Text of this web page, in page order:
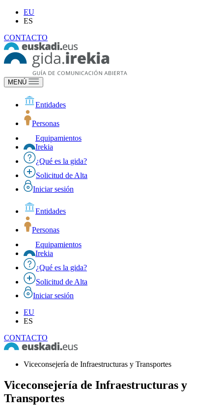
EU
ES
CONTACTO
MENÚ
Entidades
Personas
Equipamientos
Irekia
¿Qué es la gida?
Solicitud de Alta
Iniciar sesión
Entidades
Personas
Equipamientos
Irekia
¿Qué es la gida?
Solicitud de Alta
Iniciar sesión
EU
ES
CONTACTO
Viceconsejería de Infraestructuras y Transportes
Viceconsejería de Infraestructuras y
Transportes